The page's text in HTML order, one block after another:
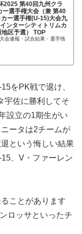
2025 第40回九州クラ
ー選手権大会（兼 第40
ー選手権(U-15)大会九
ンターシティトリムカ
区予選） TOP
会速報・試合結果・選手情
をPK戦で退け、
宇佐に勝利してそ
設立の1期生がい
ータは2チームが
という悔しい結果
、V・ファーレン
ことがあります
ロッサといったチ